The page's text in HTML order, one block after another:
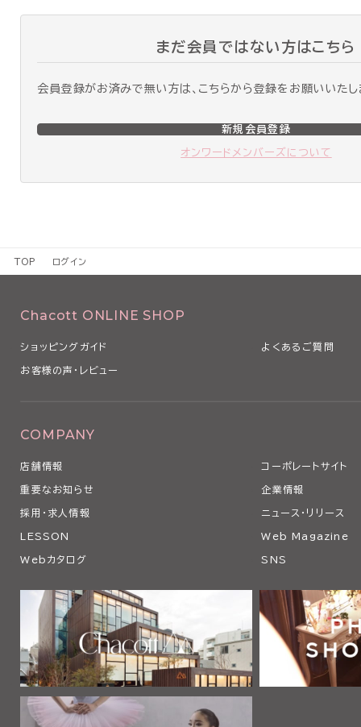
まだ会員ではない方はこちら
会員登録がお済みで無い方は、こちらから登録をお願いいたし
新規会員登録
オンワードメンバーズについて
TOP ログイン
Chacott ONLINE SHOP
ショッピングガイド よくあるご質問
お客様の声・レビュー
COMPANY
店舗情報 コーポレートサイト
重要なお知らせ 企業情報
採用・求人情報 ニュース・リリース
LESSON Web Magazine
Webカタログ SNS